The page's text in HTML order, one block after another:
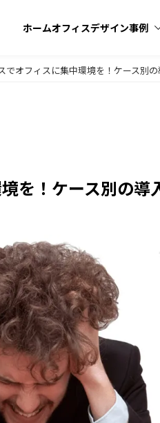
ホームオフィスデザイン事例
・応接室
ル
でオフィスに集中環境を！ケース別
を！ケース別の導